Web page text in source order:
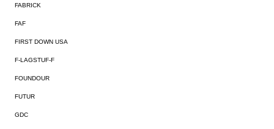
FABRICK
FAF
FIRST DOWN USA
F-LAGSTUF-F
FOUNDOUR
FUTUR
GDC